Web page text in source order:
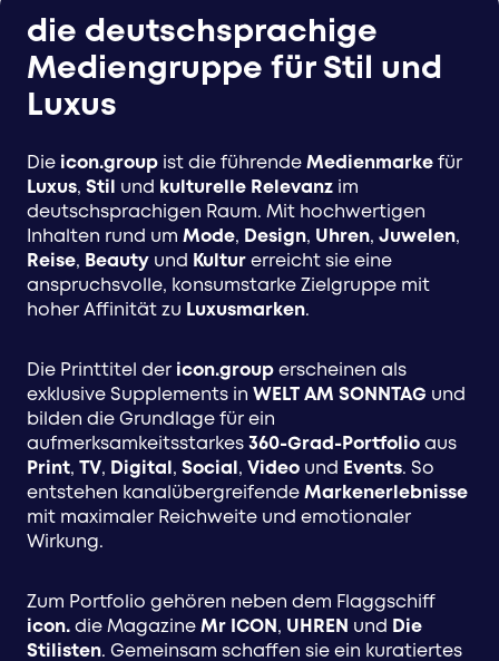
die deutschsprachige
Mediengruppe für Stil und
Luxus
Die icon.group ist die führende Medienmarke für
Luxus, Stil und kulturelle Relevanz im
deutschsprachigen Raum. Mit hochwertigen
Inhalten rund um Mode, Design, Uhren, Juwelen,
Reise, Beauty und Kultur erreicht sie eine
anspruchsvolle, konsumstarke Zielgruppe mit
hoher Affinität zu Luxusmarken.
Die Printtitel der icon.group erscheinen als
exklusive Supplements in WELT AM SONNTAG und
bilden die Grundlage für ein
aufmerksamkeitsstarkes 360-Grad-Portfolio aus
Print, TV, Digital , Social , Video und Events. So
entstehen kanalübergreifende Markenerlebnisse
mit maximaler Reichweite und emotionaler
Wirkung.
Zum Portfolio gehören neben dem Flaggschiff
icon. die Magazine Mr ICON , UHREN und Die
Stilisten. Gemeinsam schaffen sie ein kuratiertes